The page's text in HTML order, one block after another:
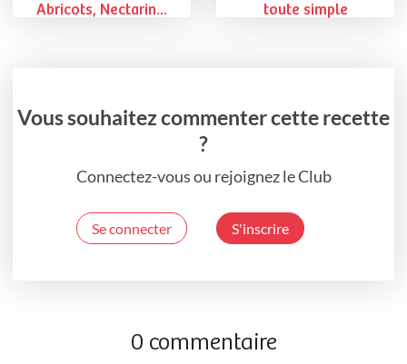
Abricots, Nectarin...
toute simple
Vous souhaitez commenter cette recette
?
Connectez-vous ou rejoignez le Club
Se connecter S'inscrire
0 commentaire